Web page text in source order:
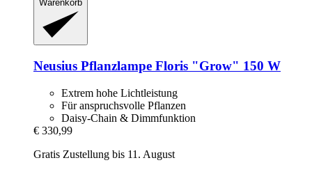
Warenkorb
Neusius Pflanzlampe Floris "Grow" 150 W
Extrem hohe Lichtleistung
Für anspruchsvolle Pflanzen
Daisy-Chain & Dimmfunktion
€ 330,99
Gratis Zustellung bis 11. August